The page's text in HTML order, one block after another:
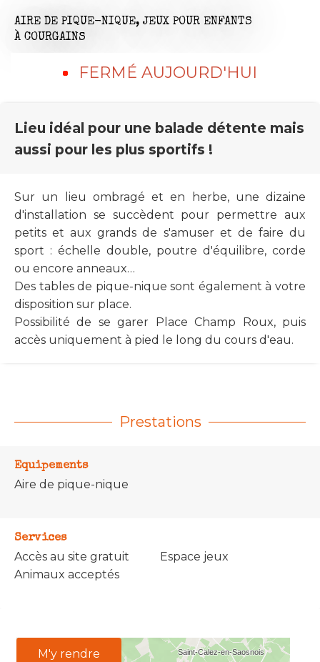
AIRE DE PIQUE-NIQUE, JEUX POUR ENFANTS
À COURGAINS
FERMÉ AUJOURD'HUI
Lieu idéal pour une balade détente mais
aussi pour les plus sportifs !
Sur un lieu ombragé et en herbe, une dizaine
d'installation se succèdent pour permettre aux
petits et aux grands de s'amuser et de faire du
sport : échelle double, poutre d'équilibre, corde
ou encore anneaux…
Des tables de pique-nique sont également à votre
disposition sur place.
Possibilité de se garer Place Champ Roux, puis
accès uniquement à pied le long du cours d'eau.
Prestations
Equipements
Aire de pique-nique
Services
Accès au site gratuit
Animaux acceptés
Espace jeux
M'y rendre